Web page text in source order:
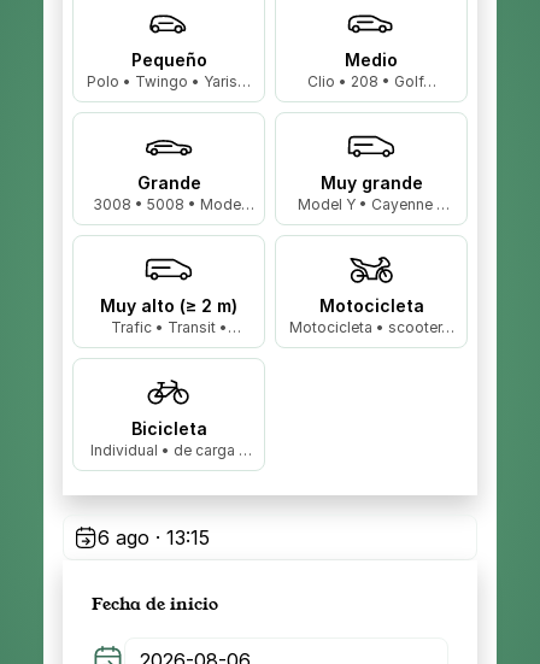
Pequeño
Polo • Twingo • Yaris…
Medio
Clio • 208 • Golf…
Grande
3008 • 5008 • Model
3…
Muy grande
Model Y • Cayenne •
X5…
Muy alto (≥ 2 m)
Trafic • Transit •
Master…
Motocicleta
Motocicleta • scooter…
Bicicleta
Individual • de carga •
biplaza…
6 ago · 13:15
Fecha de inicio